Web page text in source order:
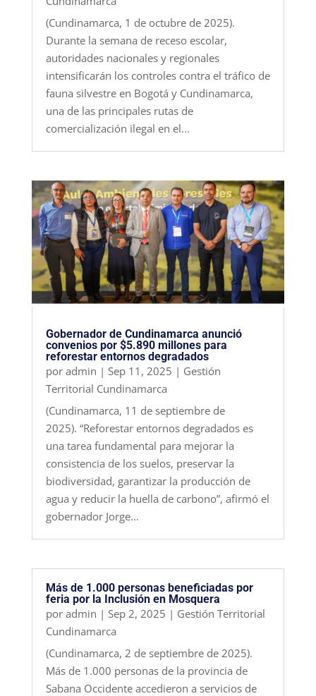
(Cundinamarca, 1 de octubre de 2025).
Durante la semana de receso escolar,
autoridades nacionales y regionales
intensificarán los controles contra el tráfico de
fauna silvestre en Bogotá y Cundinamarca,
una de las principales rutas de
comercialización ilegal en el...
Gobernador de Cundinamarca anunció
convenios por $5.890 millones para
reforestar entornos degradados
por admin | Sep 11, 2025 | Gestión
Territorial Cundinamarca
(Cundinamarca, 11 de septiembre de
2025). “Reforestar entornos degradados es
una tarea fundamental para mejorar la
consistencia de los suelos, preservar la
biodiversidad, garantizar la producción de
agua y reducir la huella de carbono”, afirmó el
gobernador Jorge...
Más de 1.000 personas beneficiadas por
feria por la Inclusión en Mosquera
por admin | Sep 2, 2025 | Gestión Territorial
Cundinamarca
(Cundinamarca, 2 de septiembre de 2025).
Más de 1.000 personas de la provincia de
Sabana Occidente accedieron a servicios de